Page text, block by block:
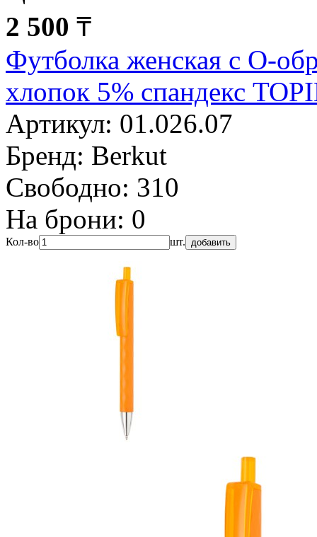
2 500 ₸
Футболка женская с О-
хлопок 5% спандекс
Артикул: 01.026.07
Бренд: Berkut
Свободно: 310
На брони: 0
Кол-во шт.